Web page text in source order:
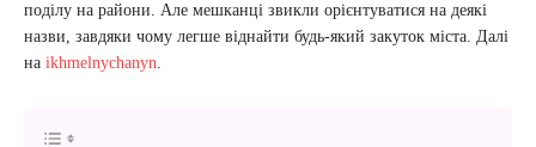
поділу на райони. Але мешканці звикли орієнтуватися на деякі
назви, завдяки чому легше віднайти будь-який закуток міста. Далі
на ikhmelnychanyn.